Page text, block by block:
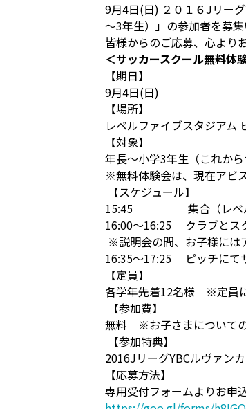
9月4日(日) ２０１６Jリー
～3年生）」の参加者を募
皆様からのご応募、心より
＜サッカースクール無料体
【期日】
9月4日(日)
【場所】
レベルファイブスタジアム
【対象】
年長～小学3年生（これか
※無料体験会は、現在アビ
【スケジュール】
15:45 集合（レベルフ
16:00～16:25 クラブとス
※説明会の間、お子様には
16:35～17:25 ピッチにて
【定員】
各学年先着12名様 ※定員に
【参加費】
無料 ※お子さまについての
【参加特典】
2016JリーグYBCルヴァン
【応募方法】
専用受付フォームよりお申